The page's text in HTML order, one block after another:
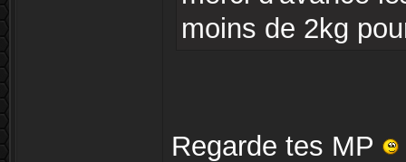
moins de 2kg
Regarde tes MP